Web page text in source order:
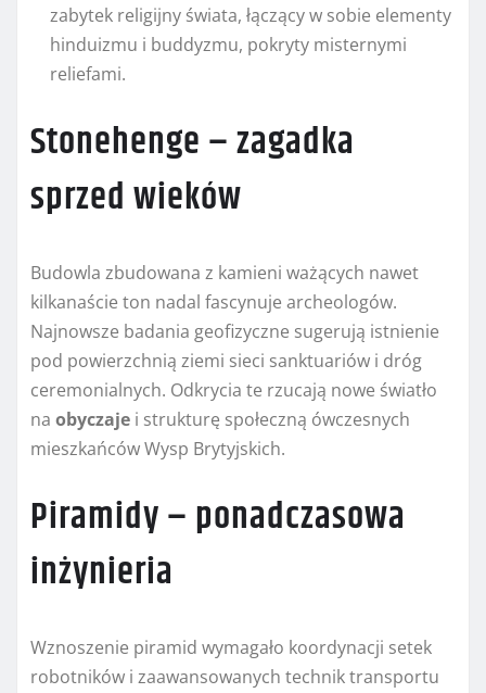
zabytek religijny świata, łączący w sobie elementy
hinduizmu i buddyzmu, pokryty misternymi
reliefami.
Stonehenge – zagadka
sprzed wieków
Budowla zbudowana z kamieni ważących nawet
kilkanaście ton nadal fascynuje archeologów.
Najnowsze badania geofizyczne sugerują istnienie
pod powierzchnią ziemi sieci sanktuariów i dróg
ceremonialnych. Odkrycia te rzucają nowe światło
na obyczaje i strukturę społeczną ówczesnych
mieszkańców Wysp Brytyjskich.
Piramidy – ponadczasowa
inżynieria
Wznoszenie piramid wymagało koordynacji setek
robotników i zaawansowanych technik transportu